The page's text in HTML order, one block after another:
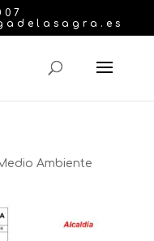
Ambiente